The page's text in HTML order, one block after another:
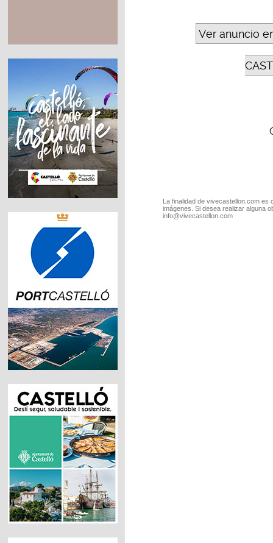
Ver anuncio
La finalidad de vivecastellon.com
imágenes. Si desea realizar alguna
info@vivecastellon.com